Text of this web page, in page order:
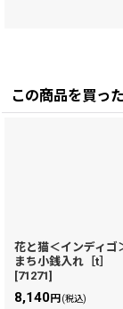
この商品を買っ
花と猫＜インディゴ
まち小銭入れ［t］
[71271]
8,140円(税込)